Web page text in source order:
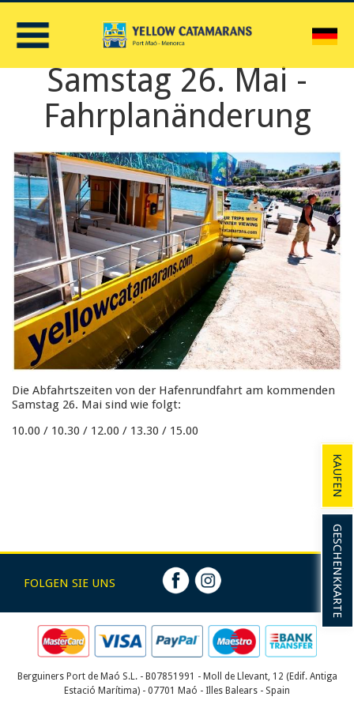
Samstag 26. Mai -
Fahrplanänderung
Die Abfahrtszeiten von der Hafenrundfahrt am kommenden
Samstag 26. Mai sind wie folgt:
10.00 / 10.30 / 12.00 / 13.30 / 15.00
KAUFEN
GESCHENKKARTE
FOLGEN SIE UNS
Berguiners Port de Maó S.L. - B07851991 - Moll de Llevant, 12 (Edif. Antiga
Estació Marítima) - 07701 Maó - Illes Balears - Spain